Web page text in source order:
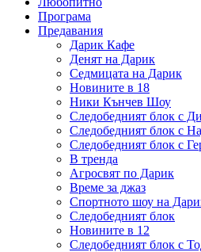
Програма
Предавания
Дарик Кафе
Денят на Дарик
Седмицата на Дарик
Новините в 18
Ники Кънчев Шоу
Следобедният блок с
Следобедният блок с
Следобедният блок с
В тренда
Агросвят по Дарик
Време за джаз
Спортното шоу на
Следобедният блок
Новините в 12
Следобедният блок с